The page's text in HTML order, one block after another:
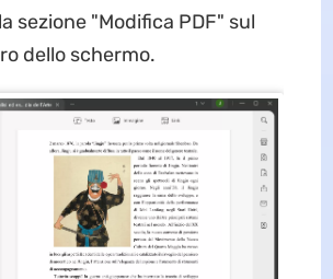
sezione "Modifica PDF" sul
dello schermo.